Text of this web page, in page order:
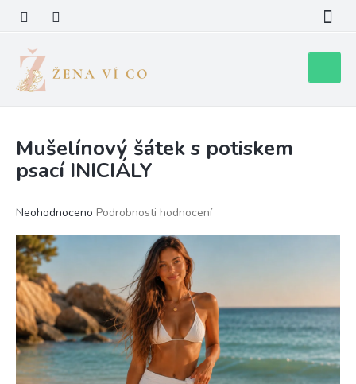
obsah
košík
Mušelínový šátek s potiskem
psací INICIÁLY
Průměrné
produktu
je
0,0
z
5
hvězdiček.
Neohodnoceno Podrobnosti hodnocení